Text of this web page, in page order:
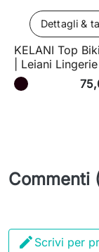
Dettagli &
KELANI Top
| Leiani Lingerie
Commenti
 Scrivi per